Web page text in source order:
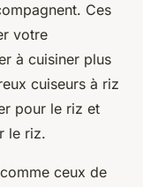
Ces
votre
à cuisiner plus
cuiseurs à riz
pour le riz et
le riz.
ceux de